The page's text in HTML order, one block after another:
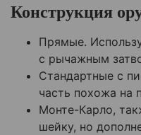
Конструкция
Прямые.
с рычажным
Стандартные с
часть похожа на
Монте-Карло,
шейку, но